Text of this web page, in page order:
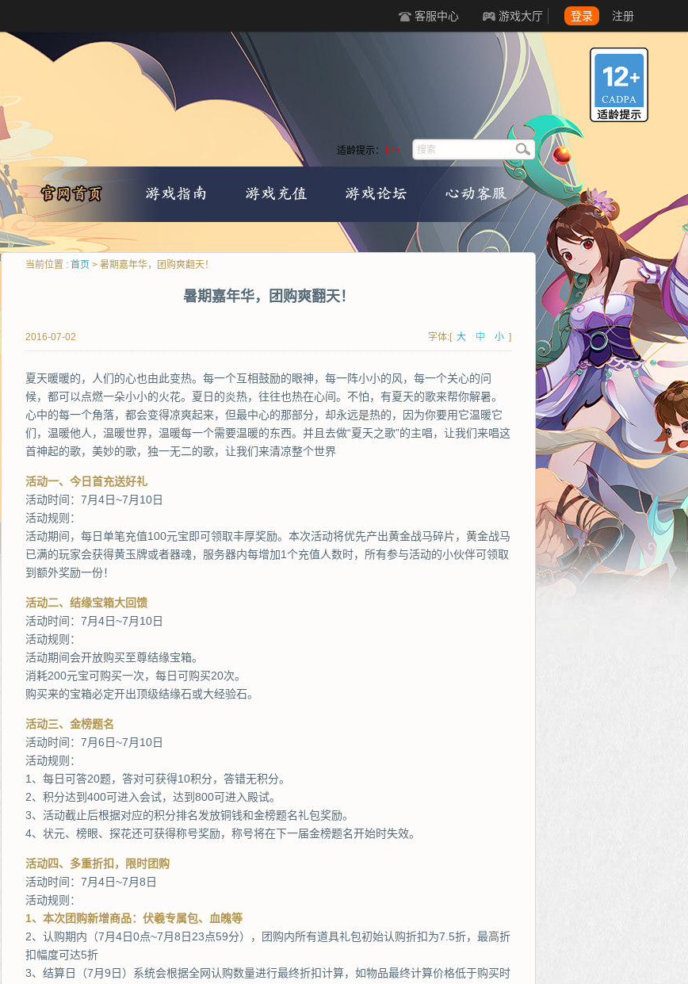
客服中心 游戏大厅 登录 注册
适龄提示： 12+
页游网
腾讯游戏 新浪游戏
多玩
pcgame 中华网
游一游
游侠网页游戏 40407
开服网
斗蟹网页游戏 游戏观察
当前位置 : 首页 > 暑期嘉年华，团购爽翻天！
暑期嘉年华，团购爽翻天！
2016-07-02 字体:[ 大 中 小 ]
夏天暖暖的，人们的心也由此变热。每一个互相鼓励的眼神，每一阵小小的风，每一个关心的问
候，都可以点燃一朵小小的火花。夏日的炎热，往往也热在心间。不怕，有夏天的歌来帮你解暑。
心中的每一个角落，都会变得凉爽起来，但最中心的那部分，却永远是热的，因为你要用它温暖它
们，温暖他人，温暖世界，温暖每一个需要温暖的东西。并且去做“夏天之歌”的主唱，让我们来唱这
首神起的歌，美妙的歌，独一无二的歌，让我们来清凉整个世界
活动一、今日首充送好礼
活动时间：7月4日~7月10日
活动规则：
活动期间，每日单笔充值100元宝即可领取丰厚奖励。本次活动将优先产出黄金战马碎片，黄金战马
已满的玩家会获得黄玉牌或者器魂，服务器内每增加1个充值人数时，所有参与活动的小伙伴可领取
到额外奖励一份！
活动二、结缘宝箱大回馈
活动时间：7月4日~7月10日
活动规则：
活动期间会开放购买至尊结缘宝箱。
消耗200元宝可购买一次，每日可购买20次。
购买来的宝箱必定开出顶级结缘石或大经验石。
活动三、金榜题名
活动时间：7月6日~7月10日
活动规则：
1、每日可答20题，答对可获得10积分，答错无积分。
2、积分达到400可进入会试，达到800可进入殿试。
3、活动截止后根据对应的积分排名发放铜钱和金榜题名礼包奖励。
4、状元、榜眼、探花还可获得称号奖励，称号将在下一届金榜题名开始时失效。
活动四、多重折扣，限时团购
活动时间：7月4日~7月8日
活动规则：
1、本次团购新增商品：伏羲专属包、血魄等
2、认购期内（7月4日0点~7月8日23点59分），团购内所有道具礼包初始认购折扣为7.5折，最高折
扣幅度可达5折
3、结算日（7月9日）系统会根据全网认购数量进行最终折扣计算，如物品最终计算价格低于购买时